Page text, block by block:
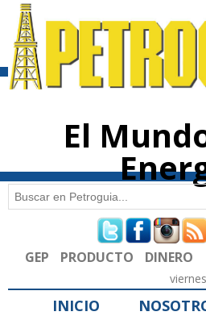
contenido
El
Formulario de
Buscar
GEP PRODUCTO DINERO
INICIO